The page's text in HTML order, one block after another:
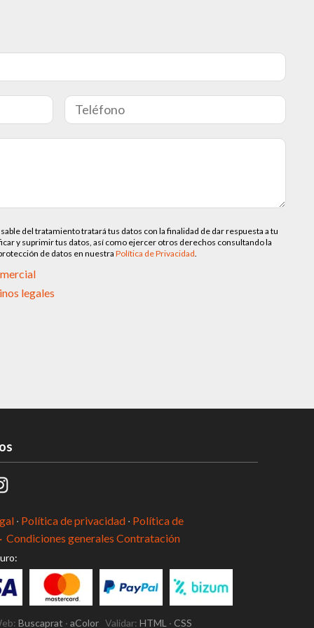
del tratamiento tratará tus datos con la finalidad de dar respuesta a tu
y suprimir tus datos, así como ejercer otros derechos consultando la
de datos en nuestra Política de Privacidad.
legales
· Política de privacidad · Política de
Condiciones generales Contratación
Buscaprat ·aColor Validar:HTML ·CSS